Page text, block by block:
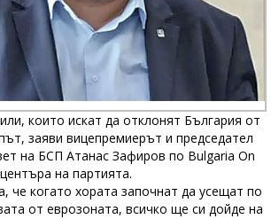
които искат да отклонят България от
заяви вицепремиерът и председател
на БСП Атанас Зафиров по Bulgaria On
на партията.
че когато хората започнат да усещат по
от еврозоната, всичко ще си дойде на